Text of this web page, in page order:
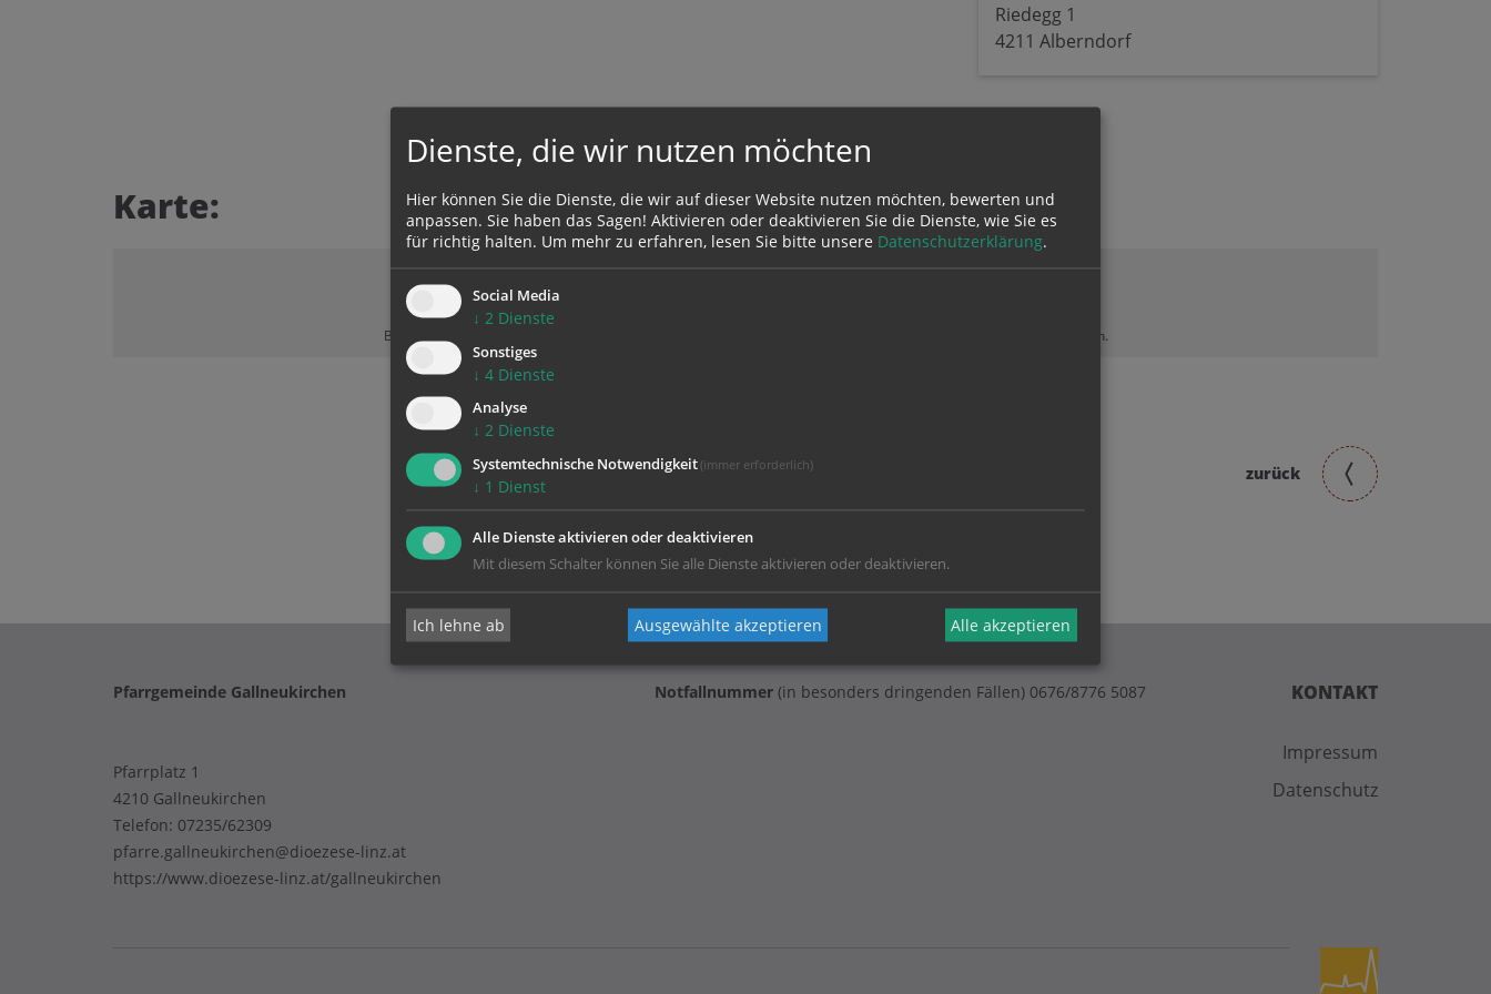
Riedegg 1
4211 Alberndorf
Karte:
Bitte akzeptieren Sie
, um diesen Inhalt sehen zu können.
zurück
KONTAKT
Impressum
Datenschutz
Pfarrgemeinde Gallneukirchen
Pfarrplatz 1
4210 Gallneukirchen
Telefon: 07235/62309
pfarre.gallneukirchen@dioezese-linz.at
https://www.dioezese-linz.at/gallneukirchen
Notfallnummer (in besonders dringenden Fällen) 0676/8776 5087
Dienste, die wir nutzen möchten
Hier können Sie die Dienste, die wir auf dieser Website nutzen möchten, bewerten und
anpassen. Sie haben das Sagen! Aktivieren oder deaktivieren Sie die Dienste, wie Sie es
für richtig halten. Um mehr zu erfahren, lesen Sie bitte unsere Datenschutzerklärung.
Social Media
↓ 2 Dienste
Sonstiges
↓ 4 Dienste
Analyse
↓ 2 Dienste
Systemtechnische Notwendigkeit (immer erforderlich)
↓ 1 Dienst
Alle Dienste aktivieren oder deaktivieren
Mit diesem Schalter können Sie alle Dienste aktivieren oder deaktivieren.
Ich lehne ab Ausgewählte akzeptieren Alle akzeptieren